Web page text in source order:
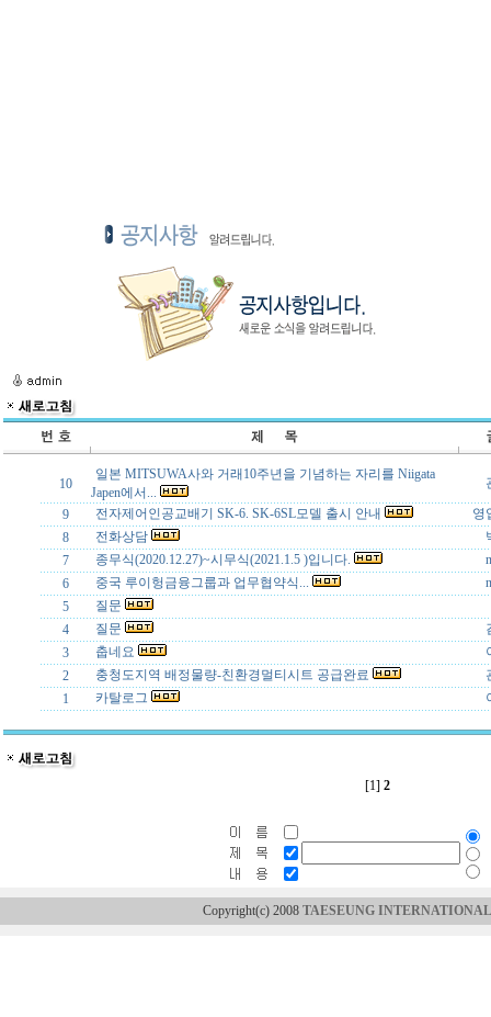
10
일본 MITSUWA사와 거래10주년을 기념하는 자리를 Niigata
Japen에서...
9 전자제어인공교배기 SK-6. SK-6SL모델 출시 안내
영
8
전화상담
7
종무식(2020.12.27)~시무식(2021.1.5 )입니다.
6
중국 루이헝금융그룹과 업무협약식...
5
질문
4
질문
3
춥네요
2
충청도지역 배정물량-친환경멀티시트 공급완료
1
카탈로그
[1] 2
Copyright(c) 2008 TAESEUNG